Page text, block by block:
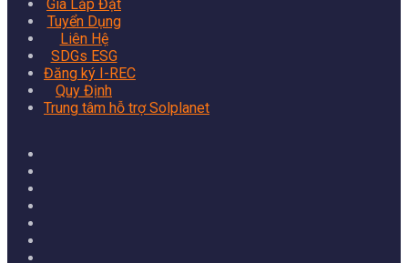
Giá Lắp Đặt
Tuyển Dụng
Liên Hệ
SDGs ESG
Đăng ký I-REC
Quy Định
Trung tâm hỗ trợ Solplanet